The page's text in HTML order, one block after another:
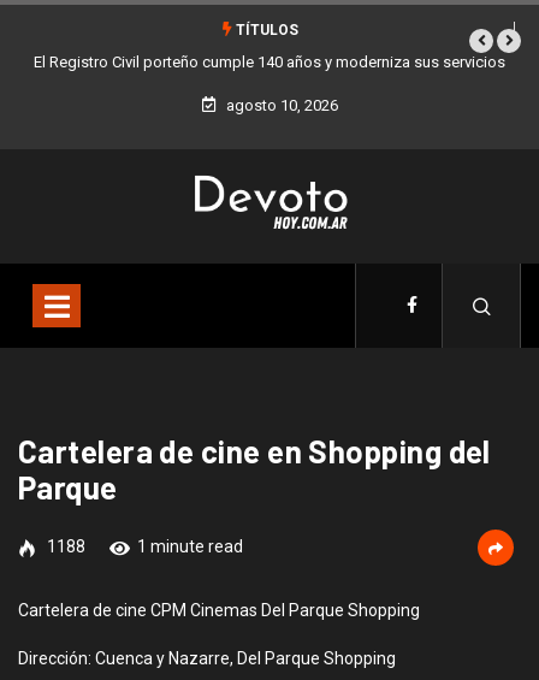
TÍTULOS
El Registro Civil porteño cumple 140 años y moderniza sus servicios
agosto 10, 2026
Cartelera de cine en Shopping del
Parque
1188 1 minute read
Cartelera de cine CPM Cinemas Del Parque Shopping
Dirección: Cuenca y Nazarre, Del Parque Shopping